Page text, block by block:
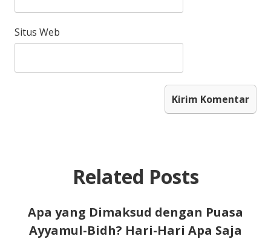
Situs Web
Related Posts
Apa yang Dimaksud dengan Puasa
Ayyamul-Bidh? Hari-Hari Apa Saja